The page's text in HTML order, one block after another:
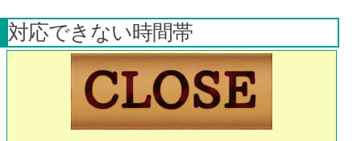
対応できない時間帯